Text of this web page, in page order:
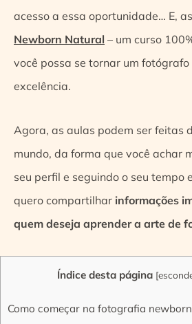
acesso a essa oportunidade… E,
Newborn Natural – um curso
você possa se tornar um
excelência.
Agora, as aulas podem ser feitas
mundo, da forma que você achar
seu perfil e seguindo o seu tempo
quero compartilhar informações
quem deseja aprender a arte de
Índice desta página [
Como começar na fotografia